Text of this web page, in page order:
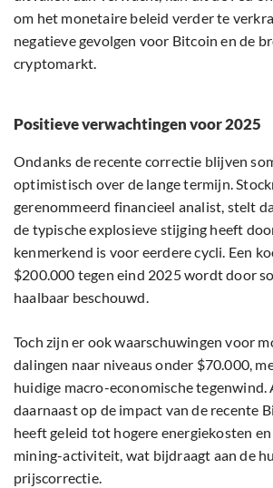
om het monetaire beleid verder te
negatieve gevolgen voor Bitcoin en de
cryptomarkt.
Positieve verwachtingen voor 2025
Ondanks de recente correctie blijven
optimistisch over de lange termijn.
gerenommeerd financieel analist, stelt
de typische explosieve stijging heeft
kenmerkend is voor eerdere cycli. Een
$200.000 tegen eind 2025 wordt door
haalbaar beschouwd.
Toch zijn er ook waarschuwingen voor
dalingen naar niveaus onder $70.000,
huidige macro-economische tegenwind.
daarnaast op de impact van de recente
heeft geleid tot hogere energiekosten
mining-activiteit, wat bijdraagt aan de
prijscorrectie.